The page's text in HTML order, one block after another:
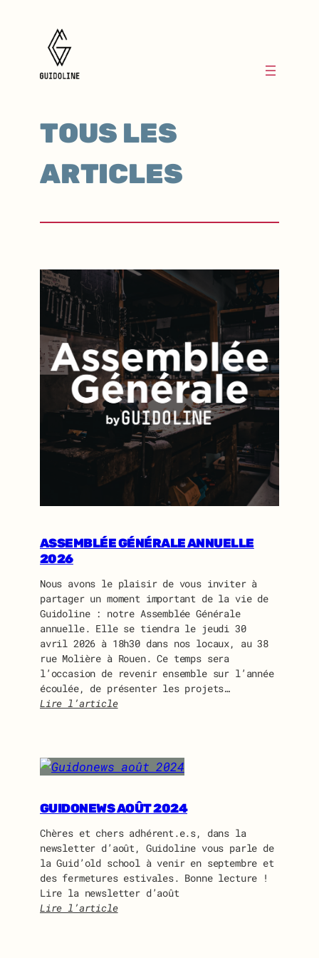
TOUS LES
ARTICLES
ASSEMBLÉE GÉNÉRALE ANNUELLE
2026
Nous avons le plaisir de vous inviter à
partager un moment important de la vie de
Guidoline : notre Assemblée Générale
annuelle. Elle se tiendra le jeudi 30
avril 2026 à 18h30 dans nos locaux, au 38
rue Molière à Rouen. Ce temps sera
l’occasion de revenir ensemble sur l’année
écoulée, de présenter les projets…
Lire l’article
s
e
b
é
e
G
é
n
é
GUIDONEWS AOÛT 2024
Chères et chers adhérent.e.s, dans la
newsletter d’août, Guidoline vous parle de
la Guid’old school à venir en septembre et
des fermetures estivales. Bonne lecture !
Lire la newsletter d’août
Lire l’article